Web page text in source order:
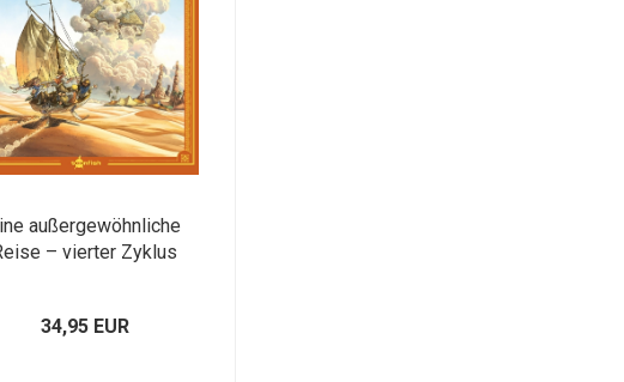
außergewöhnliche
– vierter Zyklus
34,95 EUR